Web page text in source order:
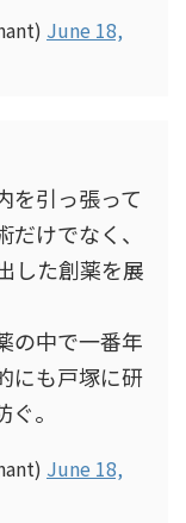
June 18,
を引っ張って
けでなく、
した創薬を展
の中で一番年
にも戸塚に研
。
June 18,